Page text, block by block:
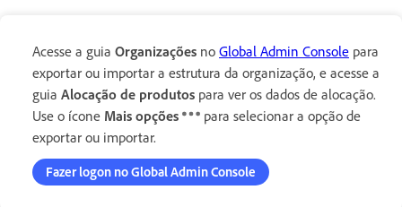
Acesse a guia Organizações no Global Admin Console para
exportar ou importar a estrutura da organização, e acesse a
guia Alocação de produtos para ver os dados de alocação.
Use o ícone Mais opções
para selecionar a opção de
exportar ou importar.
Fazer logon no Global Admin Console